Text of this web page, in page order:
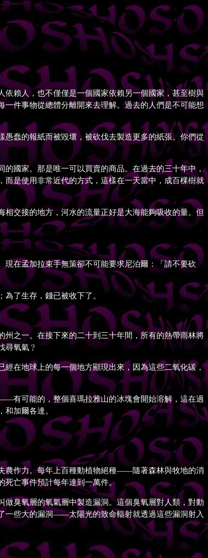
賴人，也不僅僅是一個國家依賴另一個國家，甚至樹與
件事物從總體分離開來去理解。過去的人們是不可能想
蠢的報紙而被毀壞，被砍伐去製造更多的紙張。你們從
國家。那是唯一可以買賣的商品。在過去的三十年中，
是使用非常近代的方式，這樣在一天當中，成百棵樹就
交接的地方，河水的流量正好是大海能夠吸收的量。但
在孟加拉束手無策卻不可能要求尼泊爾：「請不要砍
了生存，錢已被收下了。
之一。在接下來的二十到三十年間，所有的熱帶雨林將
尋氧氣﹖
在地球上的每一個地方顯現出來，因為這些二氧化碳，
可能的，整個喜瑪拉雅山的冰塊會開始溶解，這在過
加爾各達。
農作力。每年上百種動植物絕種——隨著森林與牧地的消
死亡事件預計每年達到一萬件。
臭氧層的氧氣層中製造漏洞。這個臭氧層對人類，對動
一些大的漏洞——太陽光的致命輻射就透過這些漏洞射入